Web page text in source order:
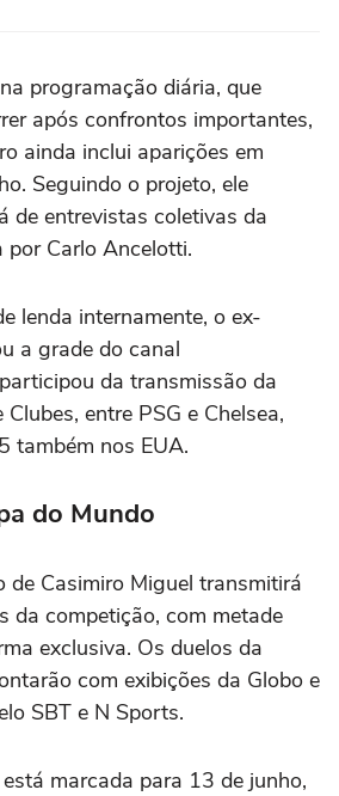
programação diária, que
após confrontos importantes,
ainda inclui aparições em
Seguindo o projeto, ele
de entrevistas coletivas da
por Carlo Ancelotti.
lenda internamente, o ex-
a grade do canal
da transmissão da
entre PSG e Chelsea,
também nos EUA.
do Mundo
de Casimiro Miguel transmitirá
da competição, com metade
exclusiva. Os duelos da
com exibições da Globo e
SBT e N Sports.
marcada para 13 de junho,